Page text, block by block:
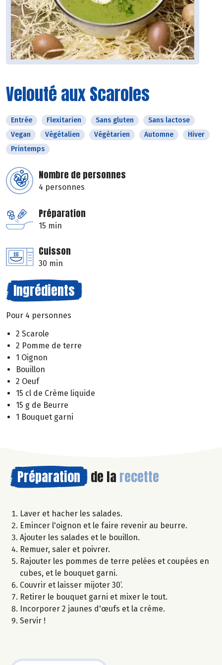
Velouté aux Scaroles
Entrée Flexitarien Sans gluten
Sans lactose
Vegan
Végétalien Végétarien Automne
Hiver
Printemps
Nombre de personnes
4 personnes
Préparation
15 min
Cuisson
30 min
Ingrédients
Pour 4 personnes
2 Scarole
2 Pomme de terre
1 Oignon
Bouillon
2 Oeuf
15 cl de Crème liquide
15 g de Beurre
1 Bouquet garni
Préparation de la recette
Laver et hacher les salades.
Emincer l'oignon et le faire revenir au beurre.
Ajouter les salades et le bouillon.
Remuer, saler et poivrer.
Rajouter les pommes de terre pelées et coupées en
cubes, et le bouquet garni.
Couvrir et laisser mijoter 30’.
Retirer le bouquet garni et mixer le tout.
Incorporer 2 jaunes d'œufs et la crème.
Servir !